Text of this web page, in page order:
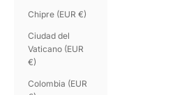
Chipre (EUR €)
Ciudad del
Vaticano (EUR
€)
Colombia (EUR